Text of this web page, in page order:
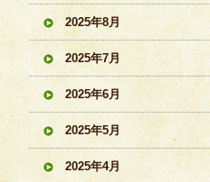
2025年8月
2025年7月
2025年6月
2025年5月
2025年4月